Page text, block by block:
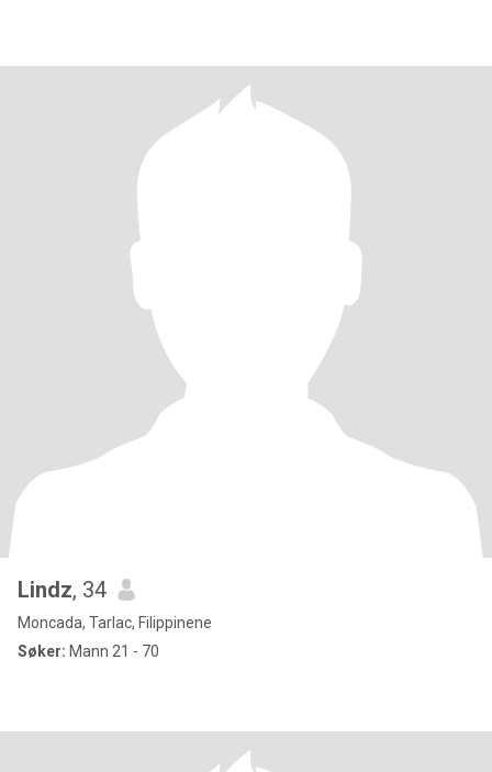
Lindz, 34
Moncada, Tarlac, Filippinene
Søker: Mann 21 - 70